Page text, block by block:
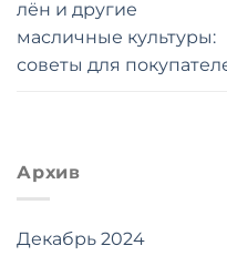
лён и другие
масличные культуры:
советы для
Архив
Декабрь 2024